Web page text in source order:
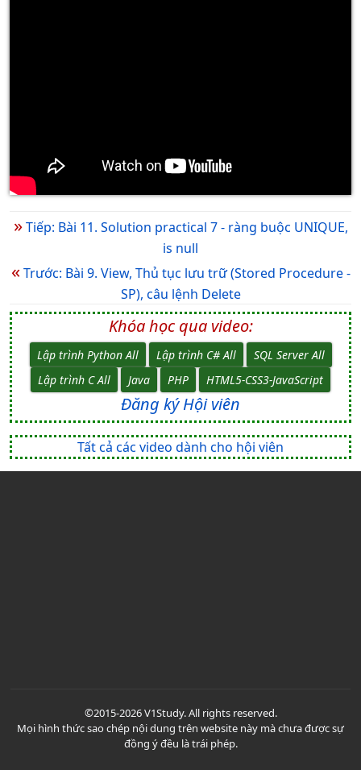
»Tiếp: Bài 11. Solution practical 7 - ràng buộc UNIQUE,
is null
«Trước: Bài 9. View, Thủ tục lưu trữ (Stored Procedure -
SP), câu lệnh Delete
Khóa học qua video:
Lập trình Python All Lập trình C# All
SQL Server All
Lập trình C All
Java PHP HTML5-CSS3-JavaScript
Đăng ký Hội viên
Tất cả các video dành cho hội viên
©2015-2026 V1Study. All rights reserved.
Mọi hình thức sao chép nội dung trên website này mà chưa được sự
đồng ý đều là trái phép.